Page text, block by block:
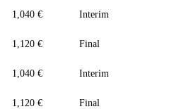
1,040 € Interim
1,120 € Final
1,040 € Interim
1,120 € Final